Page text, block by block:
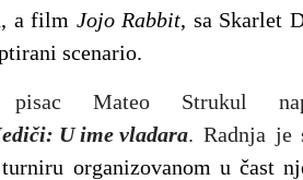
a film Jojo Rabbit, sa Skarlet
scenario.
pisac Mateo Strukul
U ime vladara. Radnja je
organizovanom u čast